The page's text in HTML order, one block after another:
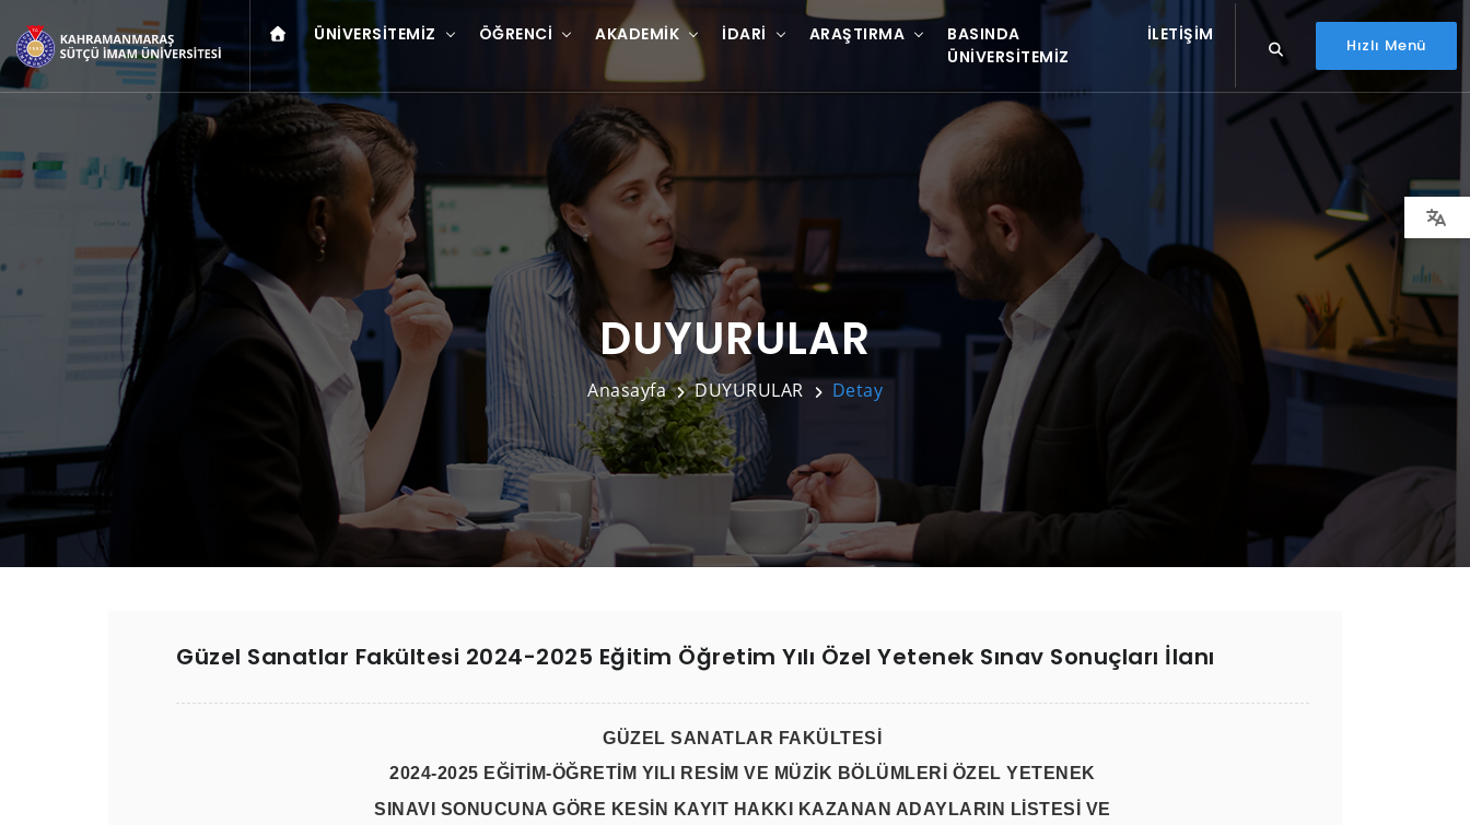
ÜNIVERSITEMIZ ÖĞRENCI AKADEMIK İDARI ARAŞTIRMA
BASINDA
ÜNIVERSITEMIZ
İLETIŞIM
Hızlı Menü
DUYURULAR
Anasayfa DUYURULAR Detay
Güzel Sanatlar Fakültesi 2024-2025 Eğitim Öğretim Yılı Özel Yetenek Sınav Sonuçları İlanı
GÜZEL SANATLAR FAKÜLTESİ
2024-2025 EĞİTİM-ÖĞRETİM YILI RESİM VE MÜZİK BÖLÜMLERİ ÖZEL YETENEK
SINAVI SONUCUNA GÖRE KESİN KAYIT HAKKI KAZANAN ADAYLARIN LİSTESİ VE